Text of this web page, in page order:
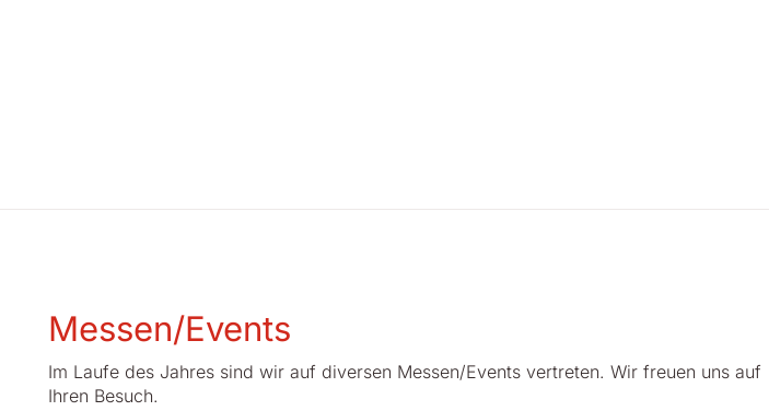
Messen/Events
Im Laufe des Jahres sind wir auf diversen Messen/Events vertreten. Wir freuen uns auf
Ihren Besuch.